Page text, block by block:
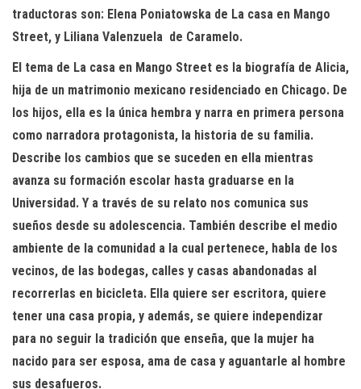
traductoras son: Elena Poniatowska de La casa en Mango
Street, y Liliana Valenzuela de Caramelo.
El tema de La casa en Mango Street es la biografía de Alicia,
hija de un matrimonio mexicano residenciado en Chicago. De
los hijos, ella es la única hembra y narra en primera persona
como narradora protagonista, la historia de su familia.
Describe los cambios que se suceden en ella mientras
avanza su formación escolar hasta graduarse en la
Universidad. Y a través de su relato nos comunica sus
sueños desde su adolescencia. También describe el medio
ambiente de la comunidad a la cual pertenece, habla de los
vecinos, de las bodegas, calles y casas abandonadas al
recorrerlas en bicicleta. Ella quiere ser escritora, quiere
tener una casa propia, y además, se quiere independizar
para no seguir la tradición que enseña, que la mujer ha
nacido para ser esposa, ama de casa y aguantarle al hombre
sus desafueros.